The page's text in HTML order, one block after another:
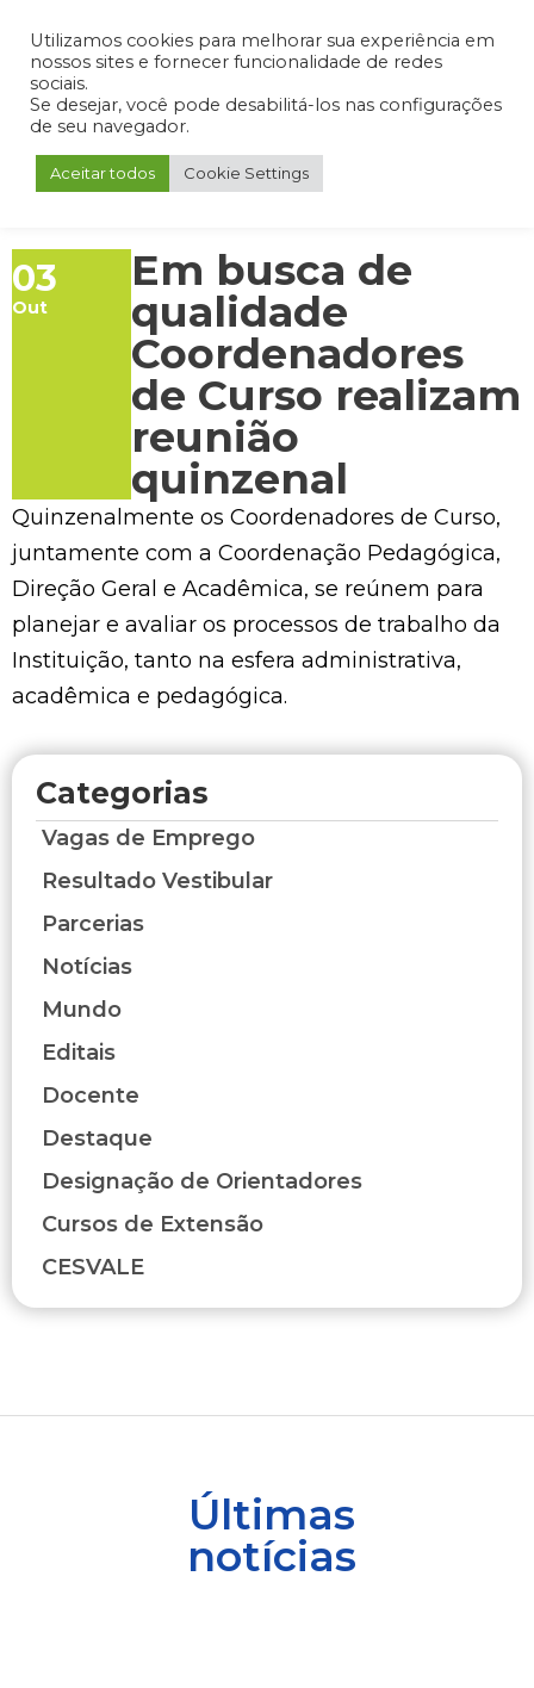
Admin Portal do Aluno Portal do Professor Portal do Coordenador
03
Out
Em busca de
qualidade
Coordenadores
de Curso realizam
reunião
quinzenal
Quinzenalmente os Coordenadores de Curso,
juntamente com a Coordenação Pedagógica,
Direção Geral e Acadêmica, se reúnem para
planejar e avaliar os processos de trabalho da
Instituição, tanto na esfera administrativa,
acadêmica e pedagógica.
Categorias
Vagas de Emprego
Resultado Vestibular
Parcerias
Notícias
Mundo
Editais
Docente
Destaque
Designação de Orientadores
Cursos de Extensão
CESVALE
Últimas
notícias
Utilizamos cookies para melhorar sua experiência em
nossos sites e fornecer funcionalidade de redes
sociais.
Se desejar, você pode desabilitá-los nas configurações
de seu navegador.
Aceitar todos Cookie Settings